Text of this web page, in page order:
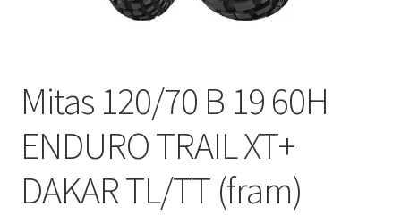
Mitas 120/70 B 19 60H
ENDURO TRAIL XT+
DAKAR TL/TT (fram)